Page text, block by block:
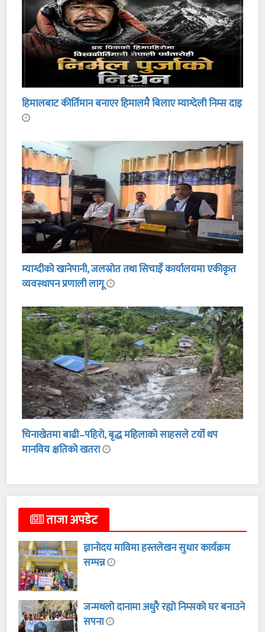
हिमालबाट कीर्तिमान बनाएर हिमालमै बिलाए म्याग्देली निम्स दाइ
म्याग्दीको खानेपानी, जलस्रोत तथा सिचाइँ कार्यालयमा एकीकृत
व्यवस्थापन प्रणाली लागू
चिनाखेतमा बाढी–पहिरो, बृद्ध महिलाको साहसले टर्यो थप
मानविय क्षतिको खतरा
ताजा अपडेट
ज्ञानोदय माविमा हस्तलेखन सुधार कार्यक्रम
सम्पन्न
जन्मथलो दानामा अधुरै रह्यो निम्सको घर बनाउने
सपना